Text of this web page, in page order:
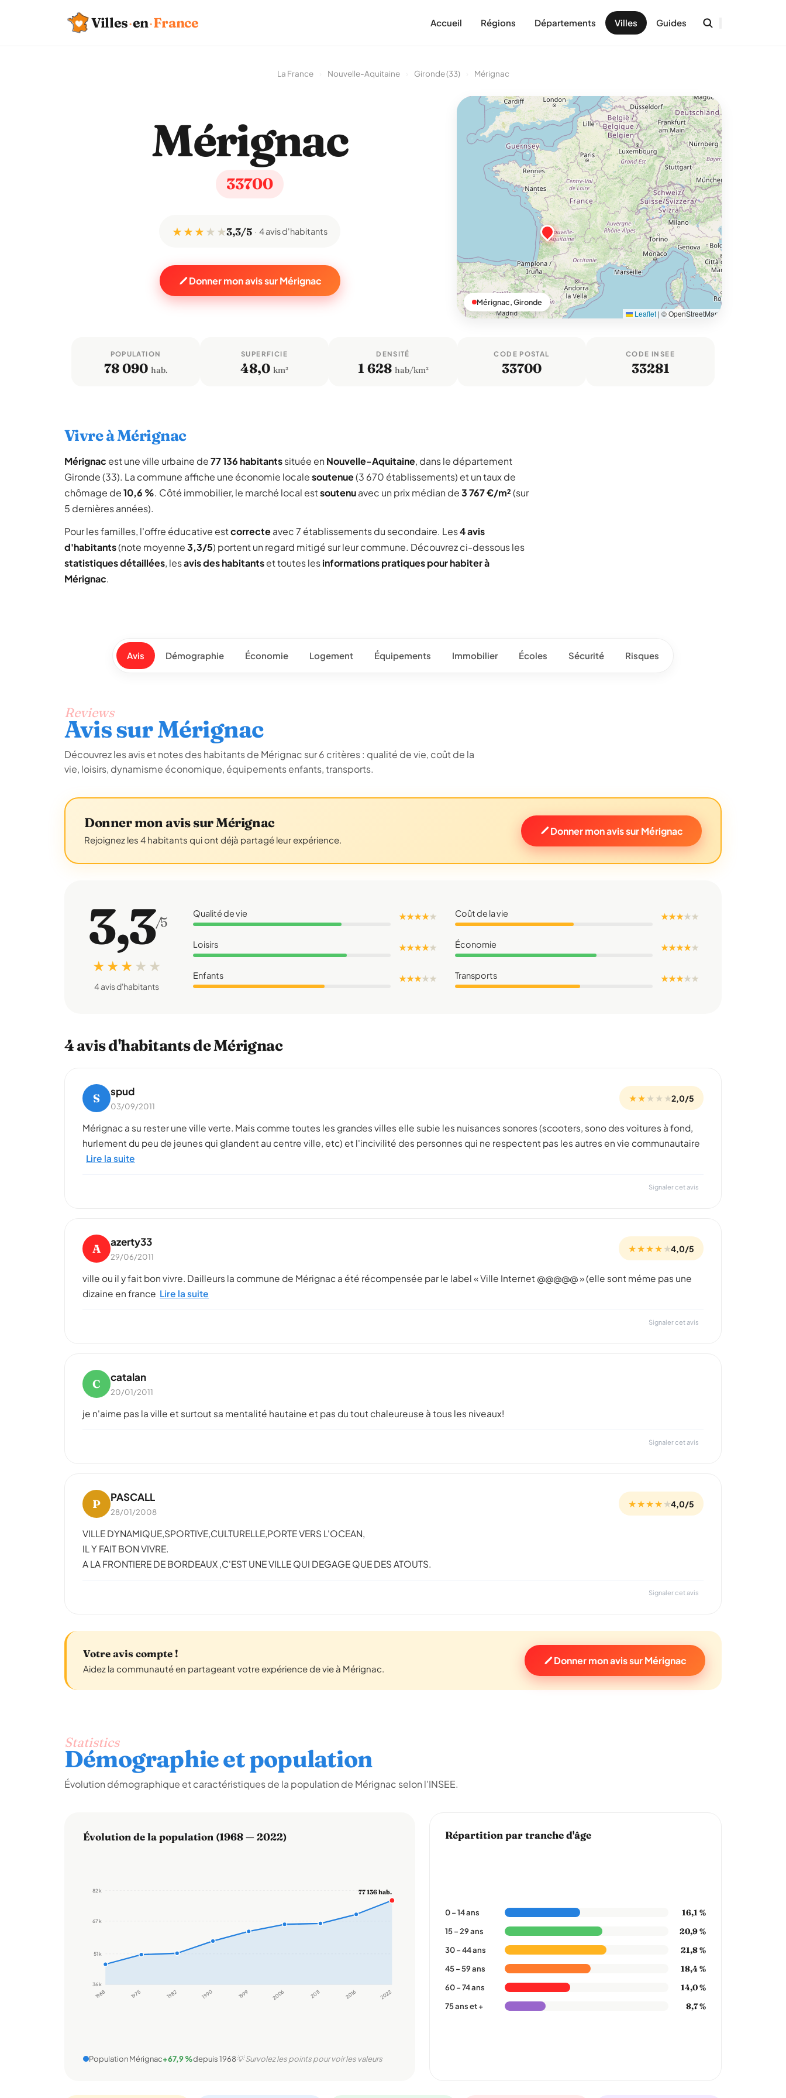
Villes·en·France Accueil Régions Départements Villes Guides
La France Nouvelle-Aquitaine Gironde (33) Mérignac
Mérignac
33700
★ ★ ★★ ★3,3/5 4 avis d'habitants
Donner mon avis sur Mérignac
Leaflet | © OpenStreetMap
Mérignac, Gironde
POPULATION
78 090 hab.
SUPERFICIE
48,0 km²
DENSITÉ
1 628 hab/km²
CODE POSTAL
33700
CODE INSEE
33281
Vivre à Mérignac
Mérignac est une ville urbaine de77 136 habitantssituée en Nouvelle-Aquitaine, dans le département
Gironde (33). La commune affiche une économie localesoutenue(3 670 établissements) et un taux de
chômage de10,6 %. Côté immobilier, le marché local estsoutenuavec un prix médian de3 767 €/m²(sur
5 dernières années).
Pour les familles, l'offre éducative estcorrecteavec 7 établissements du secondaire. Les4 avis
d'habitants(note moyenne3,3/5) portent un regard mitigé sur leur commune. Découvrez ci-dessous les
statistiques détaillées, lesavis des habitantset toutes lesinformations pratiques pour habiter à
Mérignac.
Avis Démographie Économie Logement Équipements Immobilier Écoles Sécurité Risques
Reviews
Avis sur Mérignac
Découvrez les avis et notes des habitants de Mérignac sur 6 critères : qualité de vie, coût de la
vie, loisirs, dynamisme économique, équipements enfants, transports.
Donner mon avis sur Mérignac
Rejoignez les 4 habitants qui ont déjà partagé leur expérience.
Donner mon avis sur Mérignac
3,3/5
★ ★ ★ ★ ★
4 avis d'habitants
Qualité de vie ★ ★ ★ ★★ Coût de la vie ★ ★ ★★★
Loisirs ★ ★ ★ ★★ Économie ★ ★ ★ ★★
Enfants ★ ★ ★★★ Transports ★ ★ ★★★
4 avis d'habitants de Mérignac
S spud
03/09/2011
★ ★★ ★ ★2,0/5
Mérignac a su rester une ville verte. Mais comme toutes les grandes villes elle subie les nuisances sonores (scooters, sono des voitures à fond,
hurlement du peu de jeunes qui glandent au centre ville, etc) et l'incivilité des personnes qui ne respectent pas les autres en vie communautaire
Lire la suite
Signaler cet avis
A azerty33
29/06/2011
★ ★ ★ ★★4,0/5
ville ou il y fait bon vivre. Dailleurs la commune de Mérignac a été récompensée par le label « Ville Internet @@@@@ » (elle sont méme pas une
dizaine en france Lire la suite
Signaler cet avis
C catalan
20/01/2011
je n'aime pas la ville et surtout sa mentalité hautaine et pas du tout chaleureuse à tous les niveaux!
Signaler cet avis
P PASCALL
28/01/2008
★ ★ ★ ★★4,0/5
VILLE DYNAMIQUE,SPORTIVE,CULTURELLE,PORTE VERS L'OCEAN,
IL Y FAIT BON VIVRE.
A LA FRONTIERE DE BORDEAUX ,C'EST UNE VILLE QUI DEGAGE QUE DES ATOUTS.
Signaler cet avis
Votre avis compte !
Aidez la communauté en partageant votre expérience de vie à Mérignac.
Donner mon avis sur Mérignac
Statistics
Démographie et population
Évolution démographique et caractéristiques de la population de Mérignac selon l'INSEE.
Évolution de la population (1968 — 2022)
36 k
51 k
67 k
82 k
1968 1975 1982 1990 1999 2006 2011 2016 2022
77 136 hab.
Population Mérignac+67,9 %depuis 1968💡 Survolez les points pour voir les valeurs
Répartition par tranche d'âge
0 – 14 ans 16,1 %
15 – 29 ans 20,9 %
30 – 44 ans 21,8 %
45 – 59 ans 18,4 %
60 – 74 ans 14,0 %
75 ans et + 8,7 %